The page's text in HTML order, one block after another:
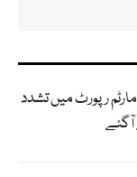
رپورٹ میں تشدد
آگئے